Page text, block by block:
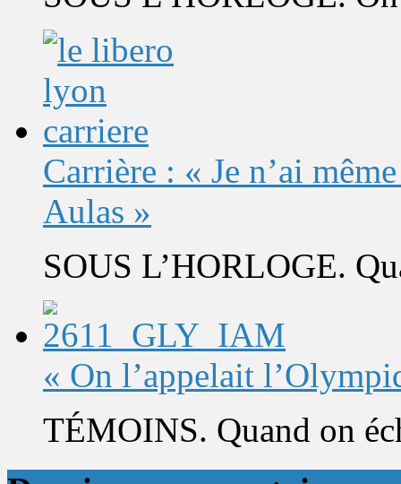
Carrière : « Je n’ai
Aulas »
SOUS L’HORLOGE.
« On l’appelait
TÉMOINS. Quand on